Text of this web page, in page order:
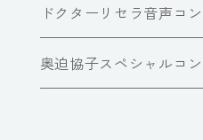
ドクターリセラ音声コ
奥迫協子スペシャルコ